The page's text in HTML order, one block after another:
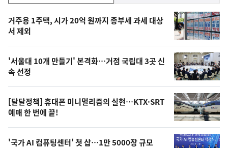
기,
최
신,
오
늘
의
영
상
기
뉴
스
거주용 1주택, 시가 20억 원까지 종부세 과세 대상
서 제외
'서울대 10개 만들기' 본격화…거점 국립대 3곳 신
속 선정
[달달정책] 휴대폰 미니멀리즘의 실현…KTX·SRT
예매 한 번에 끝!
'국가 AI 컴퓨팅센터' 첫 삽…1만 5000장 규모